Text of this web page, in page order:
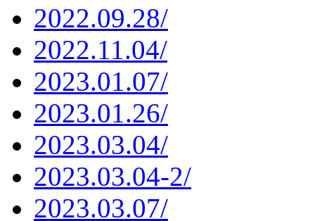
2022.09.28/
2022.11.04/
2023.01.07/
2023.01.26/
2023.03.04/
2023.03.04-2/
2023.03.07/